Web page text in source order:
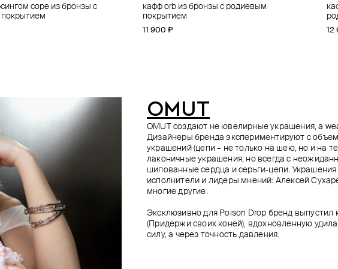
cope из бронзы с
кафф orb из бронзы с родиевым
покрытием
11 900 ₽ 12
"hyper diamond" в форме масти
проколами
гипер-кафф "hyper club" в форме масти
трефы с пирсинг-проколами
19 900 ₽
14
кольцо из серебра
кафф змея из серебра
13 500 ₽ 10
из серебра с кристаллом
браслет hold your horses из тонкой
двойной цепи с подвеской из бронзы с
родиевым покрытием
12 500 ₽ 14
OMUT
OMUT создают не ювелирные украшения, а
Дизайнеры бренда экспериментируют с
украшений (цепи – не только на шею, но и на
лаконичные украшения, но всегда с
шипованные сердца и серьги-цепи.
исполнители и лидеры мнений: Алексей
многие другие.
Эксклюзивно для Poison Drop бренд выпустил
(Придержи своих коней), вдохновленную
силу, а через точность давления.